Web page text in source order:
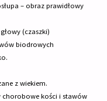
– obraz prawidłowy
(czaszki)
biodrowych
z wiekiem.
chorobowe kości i stawów